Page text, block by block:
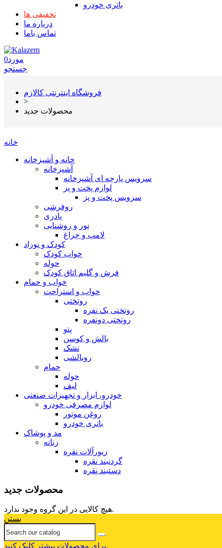
باتری خودرو
تخفیفی ها
درباره ما
تماس باما
0مورد
جستجو
فروشگاه اینترنتی کالازم
>
محصولات جدید
خانه
خانه و آشپزخانه
آشپزخانه
سرویس پارچه ای آشپزخانه
لوازم پخت و پز
سرویس پخت و پز
روفرشی
پا‌دری
نور و روشنایی
لامپ و چراغ
کودک و نوزاد
خواب کودک
حوله
فرش و گلیم اتاق کودک
خواب و حمام
خواب و استراحت
روتختی
روتختی یک نفره
روتختی دونفره
پتو
بالش و کوسن
تشک
روبالشی
حمام
حوله
لیف
خودرو، ابزار و تجهیزات صنعتی
لوازم مصرفی خودرو
روغن موتور
باتری خودرو
مد و پوشاک
زنانه
زیورآلات نقره
گردنبند نقره
دستبند نقره
محصولات جدید
هیچ کالایی در این گروه وجود ندارد.
بستن
برای محصولات بیشتر کلیک کنید.